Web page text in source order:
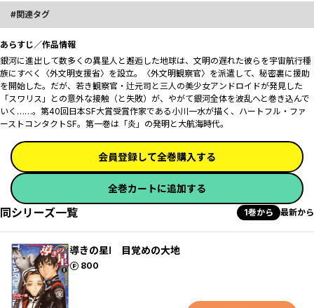
関連タグ
あらすじ／作品情報
銀河に進出して数多くの異星人と邂逅した地球は、文明の遅れた彼らを宇宙航行種
族にすべく〈外文明支援省〉を設立。〈外文明観察官〉を派遣して、秘密裏に援助
を開始した。だが、若き観察官・辻元司と三人の美少女アンドロイドが発見した
「スワリス」との意外な接触（と失敗）が、やがて銀河全体を波乱へと巻き込んで
いく……。第40回日本SF大賞受賞作家である小川一水が描く、ハートフル・ファ
ーストコンタクトSF。第一巻は「炎」の発明と大航海時代。
会員登録して全巻購入する
全巻カートに追加する
同シリーズ一覧 1巻から 最新から
導きの星Ⅰ 目覚めの大地
800
ポイント